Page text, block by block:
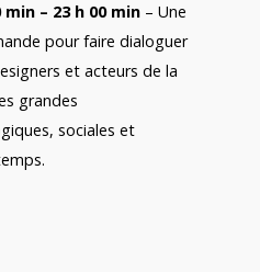
min – 23 h 00 min – Une
pour faire dialoguer
et acteurs de la
grandes
sociales et